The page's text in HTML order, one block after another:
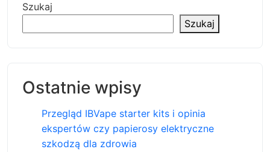
Szukaj
Szukaj
Ostatnie wpisy
Przegląd IBVape starter kits i opinia
ekspertów czy papierosy elektryczne
szkodzą dla zdrowia